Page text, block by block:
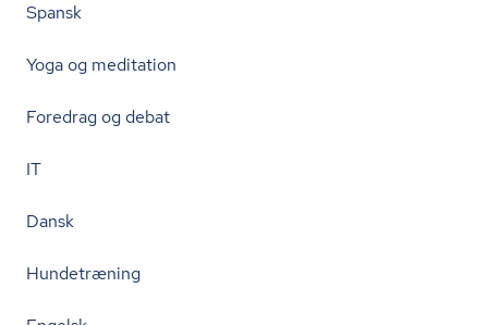
Spansk
Yoga og meditation
Foredrag og debat
IT
Dansk
Hundetræning